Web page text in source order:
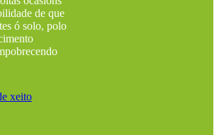
de que
ó solo, polo